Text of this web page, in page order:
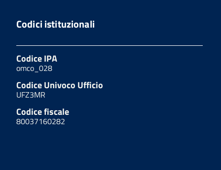
Codici istituzionali
Codice IPA
omco_028
Codice Univoco Ufficio
UFZ3MR
Codice fiscale
80037160282